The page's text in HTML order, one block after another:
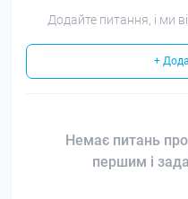
Додайте питання, і ми
+
Немає питань
першим і